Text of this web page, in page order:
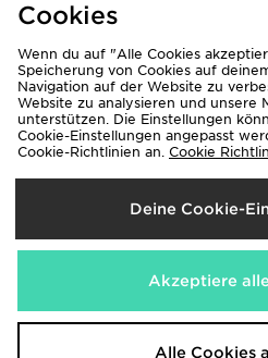
Lieferung
Österreich
Wir akzeptieren folgende
Corporate Website
Cookies
Wenn du auf "Alle Cookies
Speicherung von Cookies auf
Navigation auf der Website zu
Website zu analysieren und unsere
unterstützen. Die Einstellungen
Cookie-Einstellungen angepasst
Cookie-Richtlinien an. Cookie
Deine Cookie-
Akzeptiere
Alle Cookies